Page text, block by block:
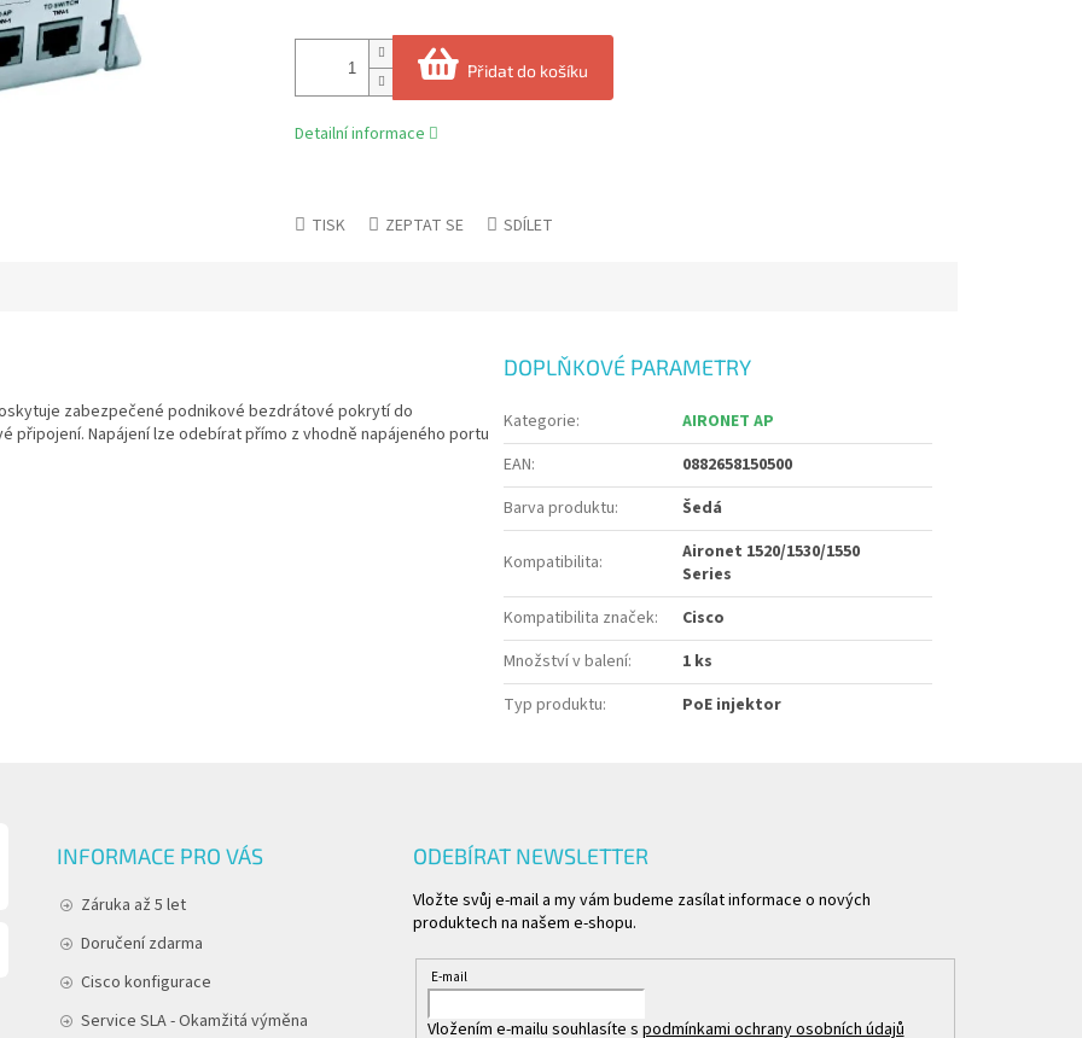
Přidat do košíku
Detailní informace
TISK ZEPTAT SE SDÍLET
zabezpečené podnikové bezdrátové pokrytí do
připojení. Napájení lze odebírat přímo z vhodně napájeného portu
DOPLŇKOVÉ PARAMETRY
Kategorie:
AIRONET AP
EAN:
0882658150500
Barva produktu: Šedá
Kompatibilita:
Aironet 1520/1530/1550
Series
Kompatibilita značek:
Cisco
Množství v balení:
1 ks
Typ produktu: PoE injektor
INFORMACE PRO VÁS
Záruka až 5 let
Doručení zdarma
Cisco konfigurace
Service SLA - Okamžitá výměna
ODEBÍRAT NEWSLETTER
Vložte svůj e-mail a my vám budeme zasílat informace o nových
produktech na našem e-shopu.
E-mail
Vložením e-mailu souhlasíte s podmínkami ochrany osobních údajů